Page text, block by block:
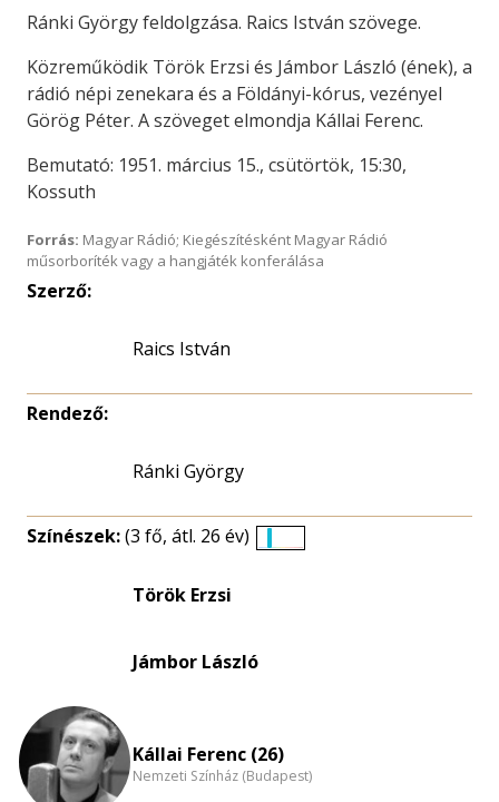
Ránki György feldolgzása. Raics István szövege.
Közreműködik Török Erzsi és Jámbor László (ének), a
rádió népi zenekara és a Földányi-kórus, vezényel
Görög Péter. A szöveget elmondja Kállai Ferenc.
Bemutató: 1951. március 15., csütörtök, 15:30,
Kossuth
Forrás: Magyar Rádió; Kiegészítésként Magyar Rádió
műsorboríték vagy a hangjáték konferálása
Szerző:
Raics István
Rendező:
Ránki György
Színészek:(3 fő, átl. 26 év)
Török Erzsi
Jámbor László
Kállai Ferenc (26)
Nemzeti Színház (Budapest)